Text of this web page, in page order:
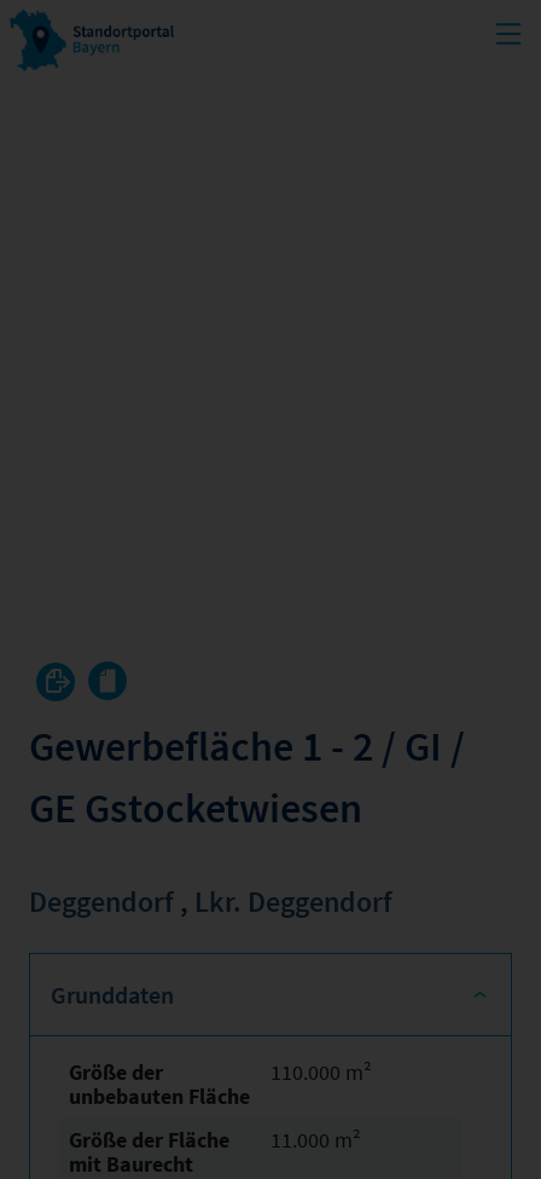
Gewerbefläche 1 - 2 / GI /
GE Gstocketwiesen
Deggendorf , Lkr. Deggendorf
Grunddaten
Größe der
unbebauten Fläche
110.000 m²
Größe der Fläche
mit Baurecht
11.000 m²